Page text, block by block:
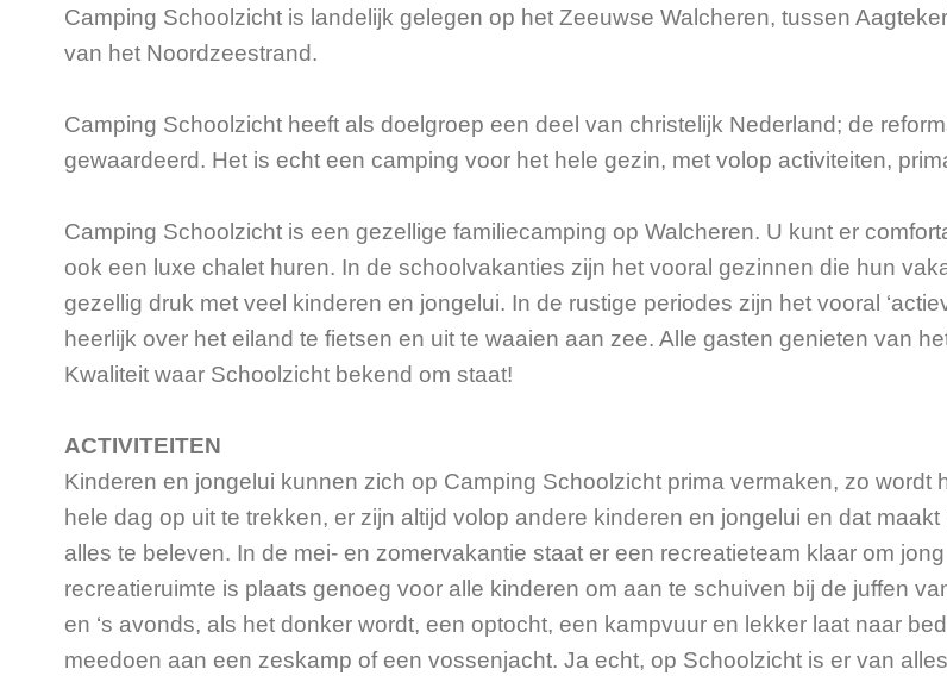
Camping Schoolzicht is landelijk gelegen op het Zeeuwse Walcheren, tussen
van het Noordzeestrand.
Camping Schoolzicht heeft als doelgroep een deel van christelijk Nederland; de
gewaardeerd. Het is echt een camping voor het hele gezin, met volop activiteiten,
Camping Schoolzicht is een gezellige familiecamping op Walcheren. U kunt er
ook een luxe chalet huren. In de schoolvakanties zijn het vooral gezinnen die hun
gezellig druk met veel kinderen en jongelui. In de rustige periodes zijn het vooral
heerlijk over het eiland te fietsen en uit te waaien aan zee. Alle gasten genieten van
Kwaliteit waar Schoolzicht bekend om staat!
ACTIVITEITEN
Kinderen en jongelui kunnen zich op Camping Schoolzicht prima vermaken, zo
hele dag op uit te trekken, er zijn altijd volop andere kinderen en jongelui en dat
alles te beleven. In de mei- en zomervakantie staat er een recreatieteam klaar om
recreatieruimte is plaats genoeg voor alle kinderen om aan te schuiven bij de juffen
en ‘s avonds, als het donker wordt, een optocht, een kampvuur en lekker laat naar
meedoen aan een zeskamp of een vossenjacht. Ja echt, op Schoolzicht is er van